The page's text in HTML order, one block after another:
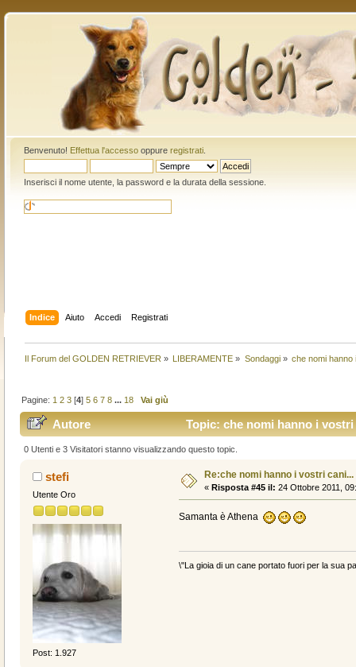
Benvenuto! Effettua l'accessooppure registrati.
Inserisci il nome utente, la password e la durata della sessione.
Indice Aiuto Accedi Registrati
Il Forum del GOLDEN RETRIEVER » LIBERAMENTE » Sondaggi» che nomi hanno
Pagine: 1 2 3 [4]5 6 7 8 ... 18 Vai giù
Autore Topic: che nomi hanno i
0 Utenti e 3 Visitatori stanno visualizzando questo topic.
stefi
Utente Oro
Post: 1.927
Re:che nomi hanno i vostri cani...
« Risposta #45 il: 24 Ottobre 2011,
Samanta è Athena
\"La gioia di un cane portato fuori per la sua